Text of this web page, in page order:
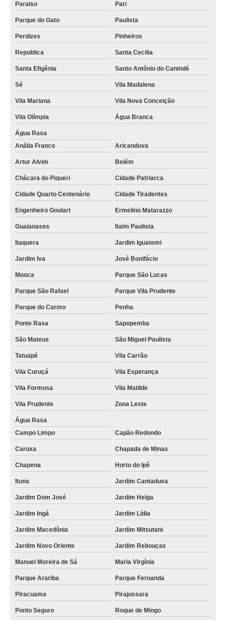
onde comprar aquecedor bosch Viela Esperança
aquecedor rinnai 1602 Sé
onde vende aquecedor de passagem rinnai Parque do Carmo
onde vende aquecedor komeco ko 1200 Santa Cecilia
venda de aquecedor bosch 23 litros Paraiso
comprar aquecedor komeco 22 litros Paraiso
onde comprar aquecedor bosch 25 litros Jardim Helga
aquecedor komeco ko 22di assistência técnica Anália Franco
onde vende aquecedor rheem Jardim Macedônia
onde comprar aquecedor rheem 36 Cidade Jardim
aquecedor komeco ko 1200 assistência técnica Moinho
aquecedor rinnai 23 litros conserto Santa Efigênia
aquecedor bosch 36 litros a venda Alto da Mooca
venda de aquecedor rheem 35 Caruxa
aquecedor orbis 225 sab preço Jardim Iva
aquecedor bosch 25 litros a venda Santa Cecilia
aquecedor rinnai 20 litros a venda Vila Curuçá
aquecedor a gás komeco preço Penha
aquecedor solar komeco conserto Parque São Rafael
comprar aquecedor a gás komeco São Mateus
aquecedor de passagem rinnai preço Água Rasa
aquecedor rinnai 23 litros conserto Zona Leste
aquecedor rinnai Engenheiro Goulart
aquecedor komeco ko 22di assistência técnica São Mateus
onde vende aquecedor de água komeco Jardim Paulista
comprar aquecedor orbis 315 hfb Jardim Rebouças
aquecedor rinnai 35 litros a venda Pinheiros
comprar aquecedor komeco ko 1200 Cidade Tiradentes
aquecedor de passagem bosch Itaquera
comprar aquecedor orbis 225 sab Oscar Freire
Paraiso Pari
Parque do Gato Paulista
Perdizes Pinheiros
Republica Santa Cecilia
Santa Efigênia Santo Antônio do Canindé
Sé Vila Madalena
Vila Mariana Vila Nova Conceição
Vila Olímpia Água Branca
Água Rasa
Anália Franco
Aricanduva
Artur Alvim Belém
Chácara do Piqueri Cidade Patriarca
Cidade Quarto Centenário Cidade Tiradentes
Engenheiro Goulart Ermelino Matarazzo
Guaianases Itaim Paulista
Itaquera Jardim Iguatemi
Jardim Iva José Bonifácio
Mooca Parque São Lucas
Parque São Rafael Parque Vila Prudente
Parque do Carmo Penha
Ponte Rasa Sapopemba
São Mateus São Miguel Paulista
Tatuapé Vila Carrão
Vila Curuçá Vila Esperança
Vila Formosa Vila Matilde
Vila Prudente Zona Leste
Água Rasa
Campo Limpo
Capão Redondo
Caruxa Chapada de Minas
Chapena Horto do Ipê
Ituna Jardim Cantaduva
Jardim Dom José Jardim Helga
Jardim Ingá Jardim Lídia
Jardim Macedônia Jardim Mitsutani
Jardim Novo Oriente Jardim Rebouças
Manuel Moreira de Sá Maria Virgínia
Parque Arariba Parque Fernanda
Piracuama Pirajussara
Ponto Seguro Roque de Mingo